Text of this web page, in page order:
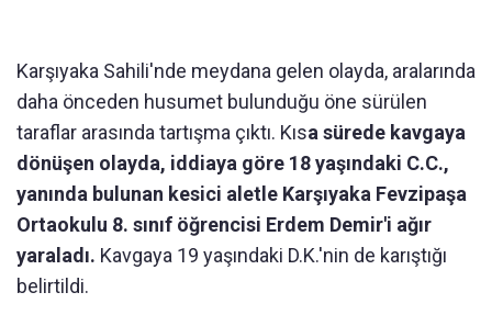
Karşıyaka Sahili'nde meydana gelen olayda, aralarında
daha önceden husumet bulunduğu öne sürülen
taraflar arasında tartışma çıktı. Kısa sürede kavgaya
dönüşen olayda, iddiaya göre 18 yaşındaki C.C.,
yanında bulunan kesici aletle Karşıyaka Fevzipaşa
Ortaokulu 8. sınıf öğrencisi Erdem Demir'i ağır
yaraladı. Kavgaya 19 yaşındaki D.K.'nin de karıştığı
belirtildi.